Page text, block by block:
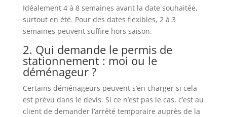
Idéalement 4 à 8 semaines avant la date souhaitée,
surtout en été. Pour des dates flexibles, 2 à 3
semaines peuvent suffire hors saison.
2. Qui demande le permis de
stationnement : moi ou le
déménageur ?
Certains déménageurs peuvent s’en charger si cela
est prévu dans le devis. Si ce n’est pas le cas, c’est au
client de demander l’arrêté temporaire auprès de la